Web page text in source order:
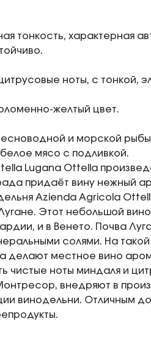
тонкость, характерная
ноты, с тонкой,
желтый цвет.
и морской
мясо с подливкой.
Lugana Ottella
придаёт вину нежный
Azienda Agricola
Этот небольшой
и в Венето. Почва
солями. На
делают местное вино
чистые ноты миндаля и
внедряют в
винодельни. Отличным